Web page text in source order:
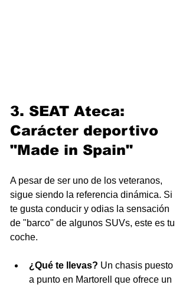
3. SEAT Ateca:
Carácter deportivo
"Made in Spain"
A pesar de ser uno de los veteranos,
sigue siendo la referencia dinámica. Si
te gusta conducir y odias la sensación
de "barco" de algunos SUVs, este es tu
coche.
¿Qué te llevas? Un chasis puesto
a punto en Martorell que ofrece un